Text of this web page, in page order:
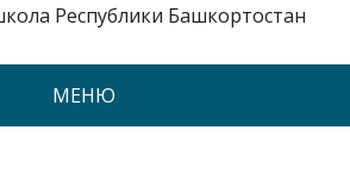
Республики Башкортостан
МЕНЮ